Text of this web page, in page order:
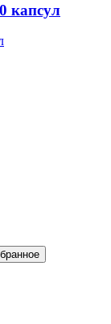
капсул